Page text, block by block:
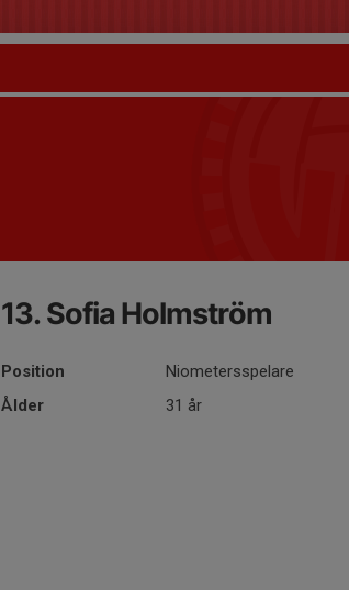
13. Sofia Holmström
Position
Niometersspelare
Ålder
31 år